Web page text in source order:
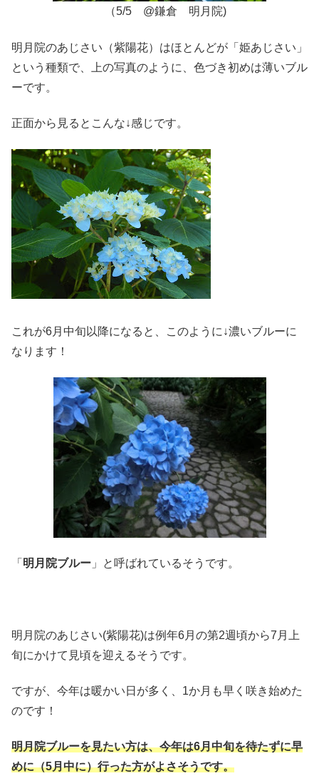
（5/5 @鎌倉 明月院)
明月院のあじさい（紫陽花）はほとんどが「姫あじさい」
という種類で、上の写真のように、色づき初めは薄いブル
ーです。
正面から見るとこんな↓感じです。
これが6月中旬以降になると、このように↓濃いブルーに
なります！
「 明月院ブルー 」と呼ばれているそうです。
明月院のあじさい(紫陽花)は例年6月の第2週頃から7月上
旬にかけて見頃を迎えるそうです。
ですが、今年は暖かい日が多く、1か月も早く咲き始めた
のです！
明月院ブルーを見たい方は、今年は6月中旬を待たずに早
めに（5月中に）行った方がよさそうです。